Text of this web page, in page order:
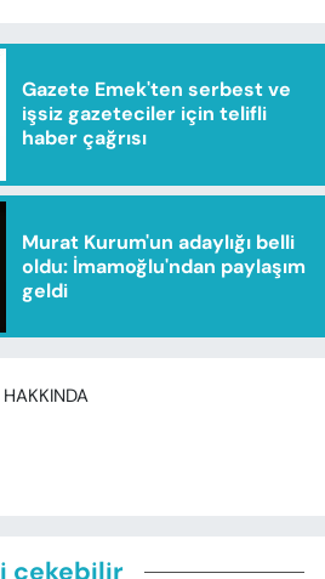
Gazete Emek'ten serbest ve
işsiz gazeteciler için telifli
haber çağrısı
Murat Kurum'un adaylığı belli
oldu: İmamoğlu'ndan paylaşım
geldi
HAKKINDA
çekebilir